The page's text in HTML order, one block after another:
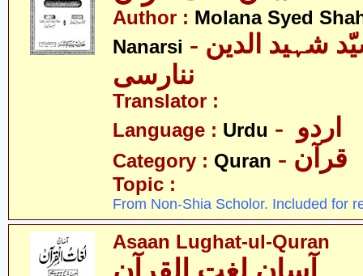
Author : Molana Syed
Nanarsi - مولانا سیّد شہید الدین
ننارسی
Translator :
Language : Urdu
Category : Quran - قرآن
Topic :
From Non-Shia Scholor. Included for
Asaan Lughat-ul-Quran